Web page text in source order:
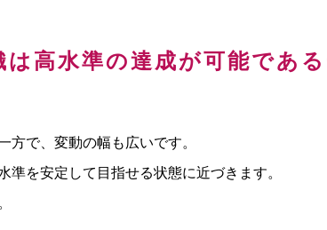
高水準の達成が可能であ
で、変動の幅も広いです。
を安定して目指せる状態に近づきます。